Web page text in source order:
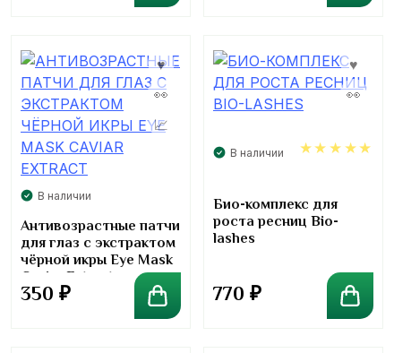
В наличии
Антивозрастные патчи
для глаз с экстрактом
чёрной икры Eye Mask
Caviar Extract
350 ₽
В наличии
Био-комплекс для
роста ресниц Bio-
lashes
770 ₽